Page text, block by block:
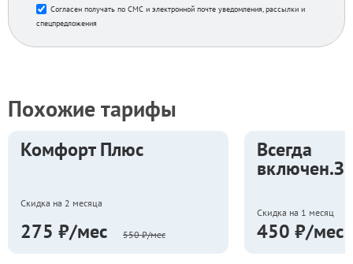
Согласен получать по СМС и электронной почте уведомления, рассылки и
спецпредложения
Похожие тарифы
Комфорт Плюс
Скидка на 2 месяца
275 ₽/мес 550 ₽/мес
Всегда
Скидка на 1 месяц
450 ₽/мес